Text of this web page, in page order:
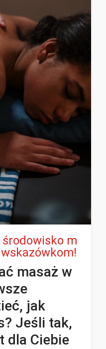
m
masaż w
jak
Jeśli tak,
dla Ciebie